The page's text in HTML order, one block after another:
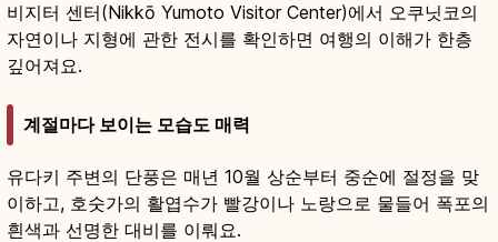
비지터 센터(Nikkō Yumoto Visitor Center)에서 오쿠닛코의
자연이나 지형에 관한 전시를 확인하면 여행의 이해가 한층
깊어져요.
계절마다 보이는 모습도 매력
유다키 주변의 단풍은 매년 10월 상순부터 중순에 절정을 맞
이하고, 호숫가의 활엽수가 빨강이나 노랑으로 물들어 폭포의
흰색과 선명한 대비를 이뤄요.